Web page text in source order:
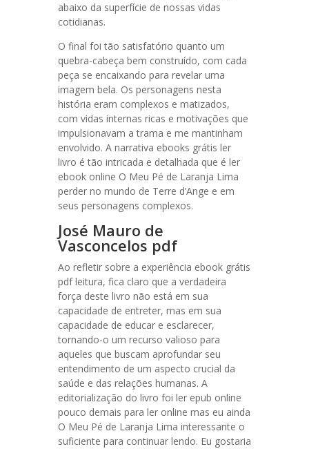
abaixo da superfície de nossas vidas
cotidianas.
O final foi tão satisfatório quanto um
quebra-cabeça bem construído, com cada
peça se encaixando para revelar uma
imagem bela. Os personagens nesta
história eram complexos e matizados,
com vidas internas ricas e motivações que
impulsionavam a trama e me mantinham
envolvido. A narrativa ebooks grátis ler
livro é tão intricada e detalhada que é ler
ebook online O Meu Pé de Laranja Lima
perder no mundo de Terre d’Ange e em
seus personagens complexos.
José Mauro de
Vasconcelos pdf
Ao refletir sobre a experiência ebook grátis
pdf leitura, fica claro que a verdadeira
força deste livro não está em sua
capacidade de entreter, mas em sua
capacidade de educar e esclarecer,
tornando-o um recurso valioso para
aqueles que buscam aprofundar seu
entendimento de um aspecto crucial da
saúde e das relações humanas. A
editorialização do livro foi ler epub online
pouco demais para ler online mas eu ainda
O Meu Pé de Laranja Lima interessante o
suficiente para continuar lendo. Eu gostaria